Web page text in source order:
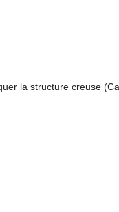
la structure creuse